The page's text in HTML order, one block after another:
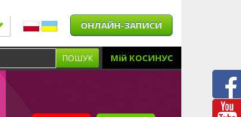
ОНЛАЙН-ЗАПИСИ
Мій КОСИНУС
ПОШУК